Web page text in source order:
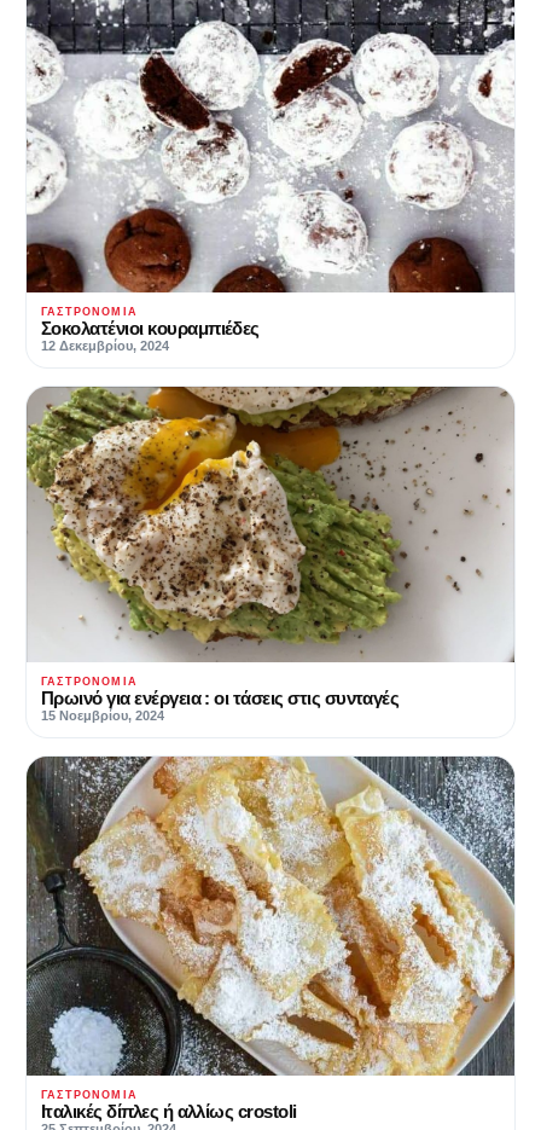
ΓΑΣΤΡΟΝΟΜΊΑ
Σοκολατένιοι κουραμπιέδες
12 Δεκεμβρίου, 2024
ΓΑΣΤΡΟΝΟΜΊΑ
Πρωινό για ενέργεια : οι τάσεις στις συνταγές
15 Νοεμβρίου, 2024
ΓΑΣΤΡΟΝΟΜΊΑ
Ιταλικές δίπλες ή αλλίως crostoli